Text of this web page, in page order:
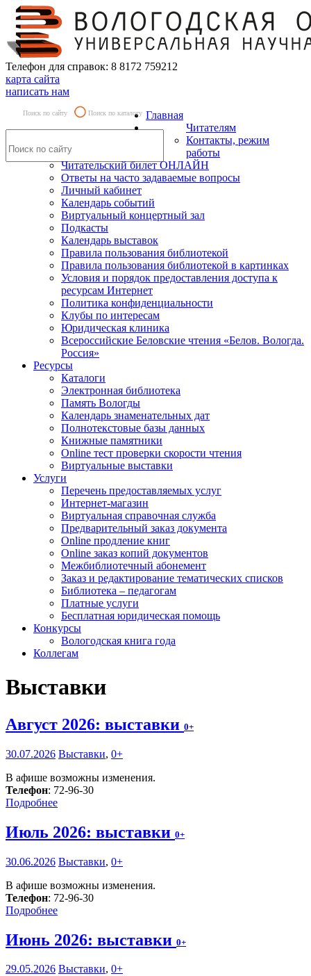
Телефон для справок: 8 8172 759212
карта сайта
написать нам
Поиск по сайту Поиск по каталогу Главная
Читателям
Контакты, режим
работы
Читательский билет ОНЛАЙН
Ответы на часто задаваемые вопросы
Личный кабинет
Календарь событий
Виртуальный концертный зал
Подкасты
Календарь выставок
Правила пользования библиотекой
Правила пользования библиотекой в картинках
Условия и порядок предоставления доступа к
ресурсам Интернет
Политика конфиденциальности
Клубы по интересам
Юридическая клиника
Всероссийские Беловские чтения «Белов. Вологда.
Россия»
Ресурсы
Каталоги
Электронная библиотека
Память Вологды
Календарь знаменательных дат
Полнотекстовые базы данных
Книжные памятники
Online тест проверки скорости чтения
Виртуальные выставки
Услуги
Перечень предоставляемых услуг
Интернет-магазин
Виртуальная справочная служба
Предварительный заказ документа
Online продление книг
Online заказ копий документов
Межбиблиотечный абонемент
Заказ и редактирование тематических списков
Библиотека – педагогам
Платные услуги
Бесплатная юридическая помощь
Конкурсы
Вологодская книга года
Коллегам
Выставки
Август 2026: выставки 0+
30.07.2026 Выставки, 0+
В афише возможны изменения.
Телефон: 72-96-30
Подробнее
Июль 2026: выставки 0+
30.06.2026 Выставки, 0+
В афише возможны изменения.
Телефон: 72-96-30
Подробнее
Июнь 2026: выставки 0+
29.05.2026 Выставки, 0+